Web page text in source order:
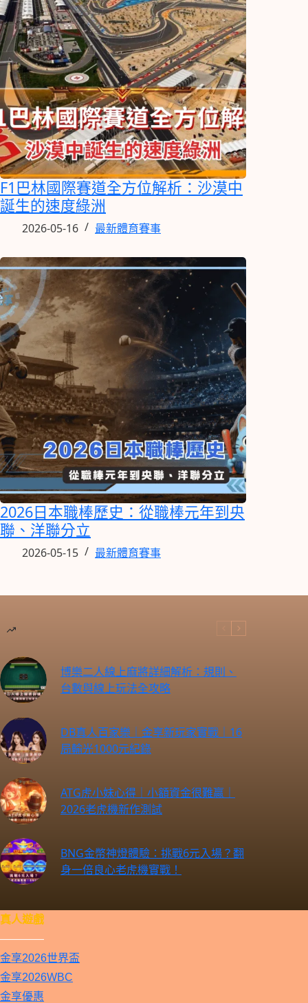
F1巴林國際賽道全方位解析：沙漠中
誕生的速度綠洲
2026-05-16 最新體育賽事
2026日本職棒歷史：從職棒元年到央
聯、洋聯分立
2026-05-15 最新體育賽事
博樂二人線上麻將詳細解析：規則、
台數與線上玩法全攻略
DB真人百家樂｜金享新玩家實戰｜16
局輸光1000元紀錄
ATG虎小妹心得｜小額資金很難贏｜
2026老虎機新作測試
BNG金幣神燈體驗：挑戰6元入場？翻
身一倍良心老虎機實戰！
真人遊戲
————
金享2026世界盃
金享2026WBC
金享優惠